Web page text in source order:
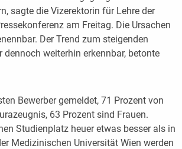
sagte die Vizerektorin für Lehre der
am Freitag. Die Ursachen
Der Trend zum steigenden
weiterhin erkennbar, betonte
Bewerber gemeldet, 71 Prozent von
63 Prozent sind Frauen.
Studienplatz heuer etwas besser als in
Medizinischen Universität Wien werden